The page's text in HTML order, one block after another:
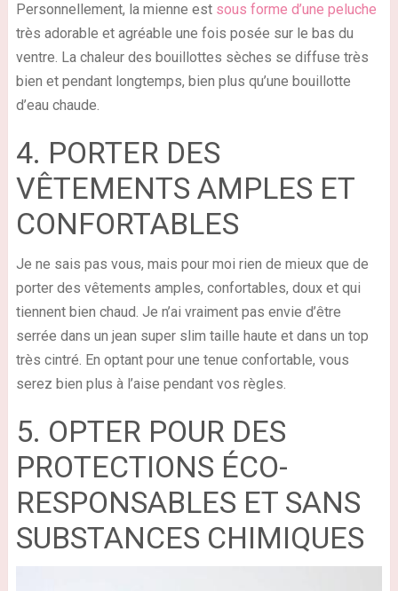
Personnellement, la mienne est sous forme d’une peluche
très adorable et agréable une fois posée sur le bas du
ventre. La chaleur des bouillottes sèches se diffuse très
bien et pendant longtemps, bien plus qu’une bouillotte
d’eau chaude.
4. PORTER DES
VÊTEMENTS AMPLES ET
CONFORTABLES
Je ne sais pas vous, mais pour moi rien de mieux que de
porter des vêtements amples, confortables, doux et qui
tiennent bien chaud. Je n’ai vraiment pas envie d’être
serrée dans un jean super slim taille haute et dans un top
très cintré. En optant pour une tenue confortable, vous
serez bien plus à l’aise pendant vos règles.
5. OPTER POUR DES
PROTECTIONS ÉCO-
RESPONSABLES ET SANS
SUBSTANCES CHIMIQUES